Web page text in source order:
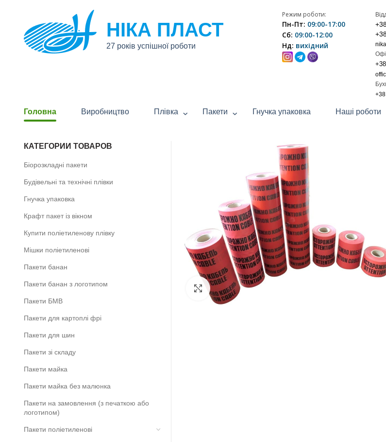
НІКА ПЛАСТ
27 років успішної роботи
Режим роботи:
Пн-Пт: 09:00-17:00
Сб: 09:00-12:00
Нд: вихідний
Головна Виробництво Плівка Пакети Гнучка упаковка Наші роботи
Click to enlarge
КАТЕГОРИИ ТОВАРОВ
Біорозкладні пакети
Будівельні та технічні плівки
Гнучка упаковка
Крафт пакет із вікном
Купити поліетиленову плівку
Мішки поліетиленові
Пакети банан
Пакети банан з логотипом
Пакети БМВ
Пакети для картоплі фрі
Пакети для шин
Пакети зі складу
Пакети майка
Пакети майка без малюнка
Пакети на замовлення (з печаткою або
логотипом)
Пакети поліетиленові